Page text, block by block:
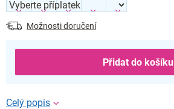
Možnosti doručení
Přidat do košíku